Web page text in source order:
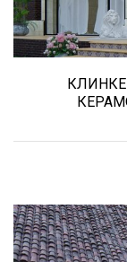
В этой
нужно